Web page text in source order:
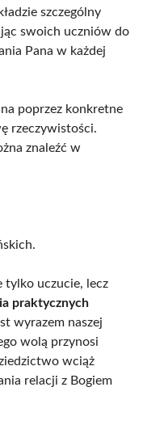
szczególny
swoich uczniów do
Pana w każdej
poprzez konkretne
rzeczywistości.
znaleźć w
tylko uczucie, lecz
praktycznych
wyrazem naszej
wolą przynosi
wciąż
relacji z Bogiem